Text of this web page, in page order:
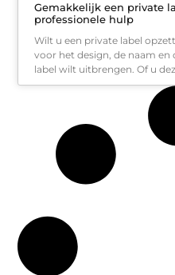
Gemakkelijk een private
professionele hulp
Wilt u een private label
voor het design, de naam
label wilt uitbrengen. Of u